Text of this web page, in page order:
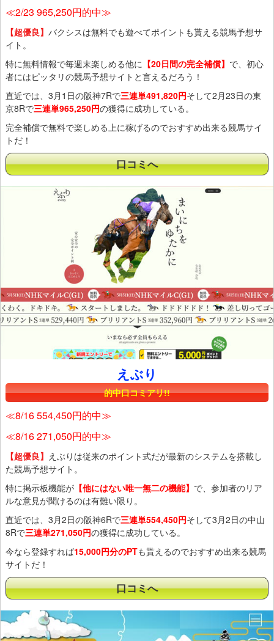
≪2/23 965,250円的中≫
【超優良】 バクシスは無料でも遊べてポイントも貰える競馬予想サ
イト。
特に無料情報で毎週末楽しめる他に 【20日間の完全補償】 で、初心
者にはピッタリの競馬予想サイトと言えるだろう！
直近では、3月1日の阪神7Rで三連単491,820円そして2月23日の東
京8Rで三連単965,250円の獲得に成功している。
完全補償で無料で楽しめる上に稼げるのでおすすめ出来る競馬サイ
トだ！
口コミへ
えぶり
的中口コミアリ!!
≪8/16 554,450円的中≫
≪8/16 271,050円的中≫
【超優良】 えぶりは従来のポイント式だが最新のシステムを搭載し
た競馬予想サイト。
特に掲示板機能が 【他にはない唯一無二の機能】 で、参加者のリア
ルな意見が聞けるのは有難い限り。
直近では、3月2日の阪神6Rで三連単554,450円そして3月2日の中山
8Rで三連単271,050円の獲得に成功している。
今なら登録すれば15,000円分のPTも貰えるのでおすすめ出来る競馬
サイトだ！
口コミへ